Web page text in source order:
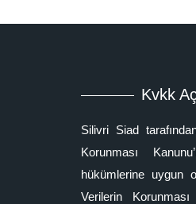
Kvkk
Silivri Siad
Korunması
hükümlerine uygun
Verilerin